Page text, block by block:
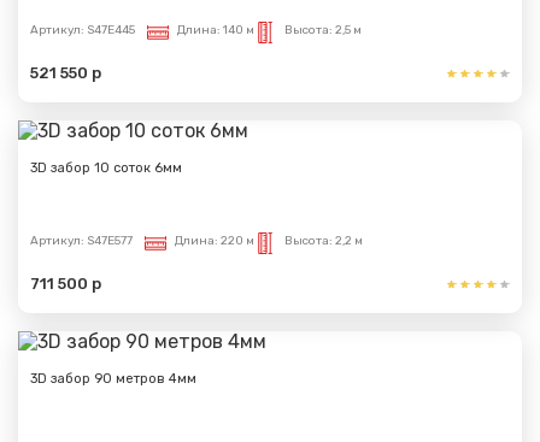
Артикул: S47E445 Длина: 140 м Высота: 2,5 м
521 550 р
3D забор 10 соток 6мм
Артикул: S47E577 Длина: 220 м Высота: 2,2 м
711 500 р
3D забор 90 метров 4мм